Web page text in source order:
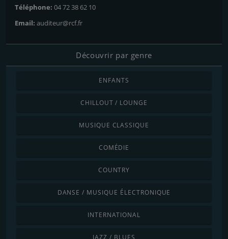
Téléphone: 04 72 38 62 10
Email: auditeur@rcf.fr
Découvrir par genre
ENFANTS
CHILLOUT / LOUNGE
MUSIQUE CLASSIQUE
COMÉDIE
COUNTRY
DANSE / MUSIQUE ÉLECTRONIQUE
INTERNATIONAL
JAZZ / BLUES